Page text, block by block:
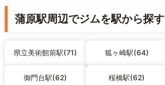
蒲原駅周辺でジムを駅から探す
県立美術館前駅(71) 狐ヶ崎駅(64)
御門台駅(62) 桜橋駅(62)